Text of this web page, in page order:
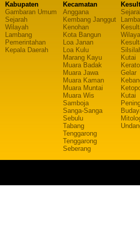
Kabupaten
Gambaran Umum
Sejarah
Wilayah
Lambang
Pemerintahan
Kepala Daerah
Kecamatan
Anggana
Kembang Janggut
Kenohan
Kota Bangun
Loa Janan
Loa Kulu
Marang Kayu
Muara Badak
Muara Jawa
Muara Kaman
Muara Muntai
Muara Wis
Samboja
Sanga-Sanga
Sebulu
Tabang
Tenggarong
Tenggarong
Seberang
Kutai
Gelar
Kutai